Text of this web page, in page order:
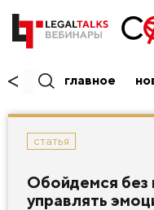
главное
статья
Обойдемся без
управлять